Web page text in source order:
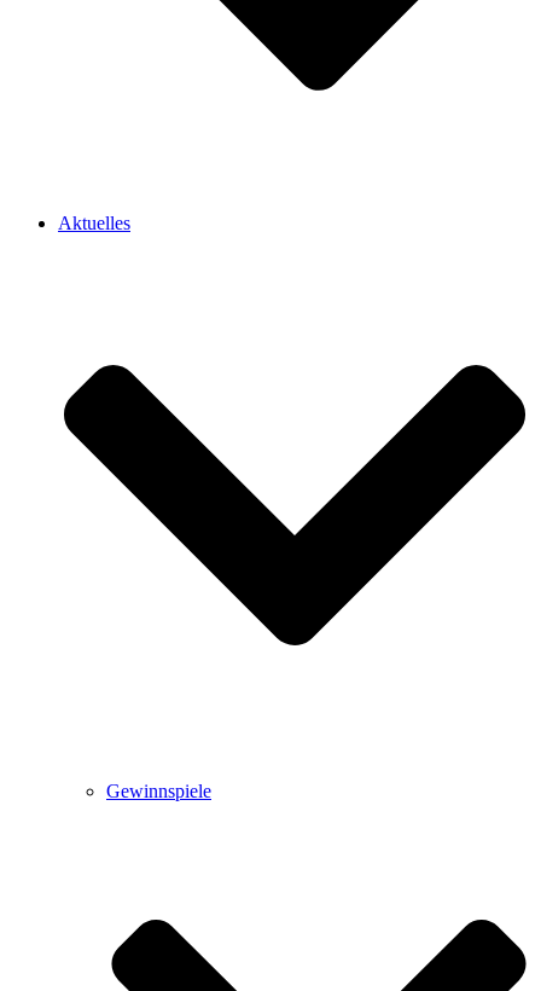
Aktuelles
Gewinnspiele